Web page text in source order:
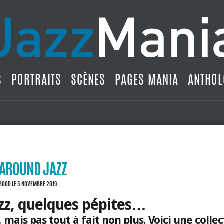
PORTRAITS SCÈNES PAGES MANIA
JAZZ
LE 5 NOVEMBRE 2019
quelques pépites…
mais pas tout à fait non plus. Voici une